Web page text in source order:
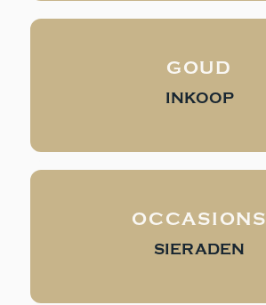
GOUD
INKOOP
OCCASIONS
SIERADEN